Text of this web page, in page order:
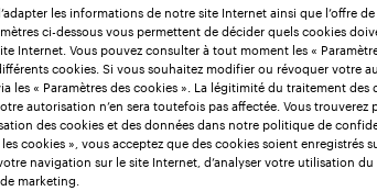
les informations de notre site Internet ainsi que l’offre
ci-dessous vous permettent de décider quels cookies
Internet. Vous pouvez consulter à tout moment les «
cookies. Si vous souhaitez modifier ou révoquer votre
les « Paramètres des cookies ». La légitimité du traitement des
autorisation n’en sera toutefois pas affectée. Vous trouverez
des cookies et des données dans notre politique de
cookies », vous acceptez que des cookies soient enregistrés
navigation sur le site Internet, d’analyser votre utilisation
marketing.